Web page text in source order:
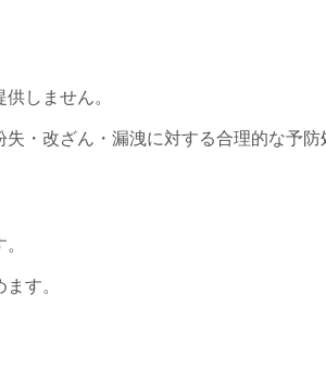
しません。
・改ざん・漏洩に対する合理的な予防
す。